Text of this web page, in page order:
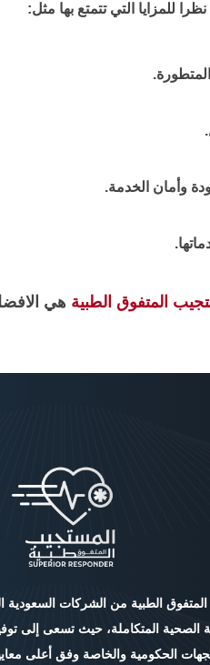
للمزايا التي تتمتع بها مثل:
وأمان الخدمة.
المتفوق الطبية هي
الطبية من الشركات
الصحية المتكاملة، حيث تسعى إلى
الحكومية والخاصة وفق أعلى